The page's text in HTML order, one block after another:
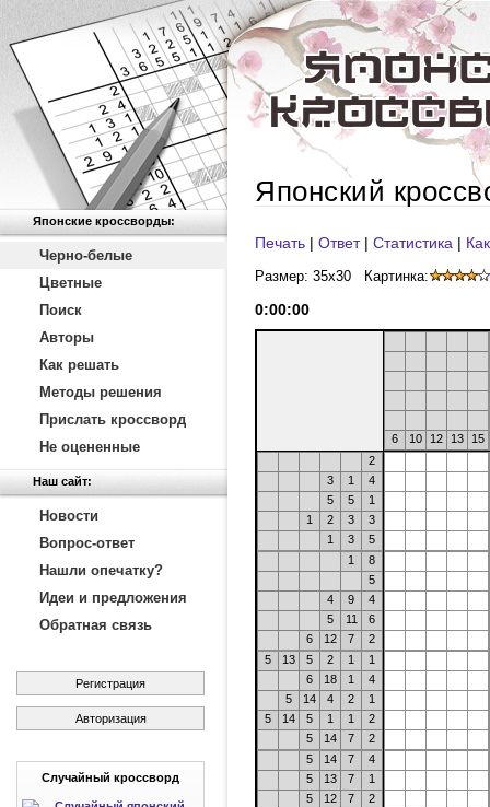
Японские кроссворды:
Черно-белые
Цветные
Поиск
Авторы
Как решать
Методы решения
Прислать кроссворд
Не оцененные
Наш сайт:
Новости
Вопрос-ответ
Нашли опечатку?
Идеи и предложения
Обратная связь
Регистрация
Авторизация
Случайный кроссворд
Японский
Печать | Ответ| Статистика |
Размер: 35x30 Картинка:
0:00:00
6 10 12 13
15
2
3
1
4
5
5
1
1
2 3
3
1
3
5
1
8
5
4
9
4
5
11
6
6
12 7
2
5
13 5 2 1
1
6
18 1
4
5
14 4 2
1
5
14 5 1 1
2
5
14 7
2
5
14 7
4
5
13 7
1
5
12 7
2